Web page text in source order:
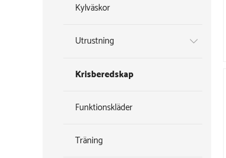
Kylväskor
Utrustning
Krisberedskap
Funktionskläder
Träning